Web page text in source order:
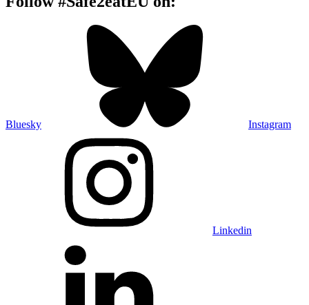
Bluesky Instagram
Linkedin